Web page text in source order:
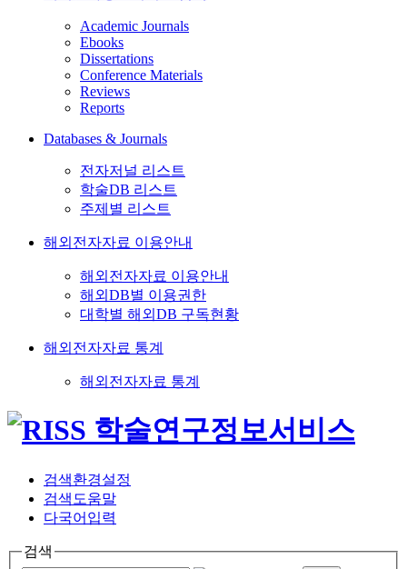
Academic Journals
Ebooks
Dissertations
Conference Materials
Reviews
Reports
Databases & Journals
전자저널 리스트
학술DB 리스트
주제별 리스트
해외전자자료 이용안내
해외전자자료 이용안내
해외DB별 이용권한
대학별 해외DB 구독현황
해외전자자료 통계
해외전자자료 통계
검색환경설정
검색도움말
다국어입력
검색